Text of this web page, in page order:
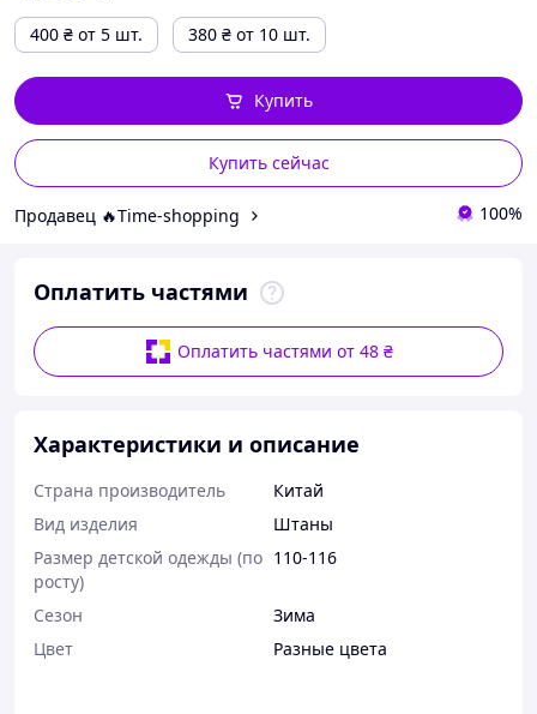
400 ₴ от 5 шт. 380 ₴ от 10 шт.
Купить сейчас
Купить
Продавец 🔥Time-shopping 100%
Оплатить частями
Оплатить частями от 48 ₴
Характеристики и описание
Страна производитель
Китай
Вид изделия
Штаны
Размер детской одежды (по
росту)
110-116
Сезон
Зима
Цвет
Разные цвета